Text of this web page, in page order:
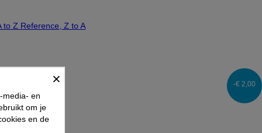
to Z Reference, Z to A
-€ 2,00
×
media- en
om je
en de